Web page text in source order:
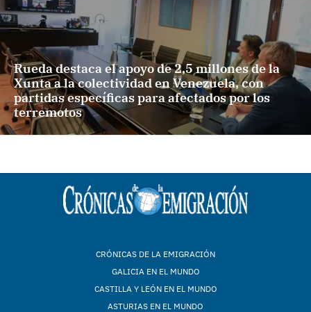
Rueda destaca el apoyo de 2,5 millones de la
Xunta a la colectividad en Venezuela, con
partidas específicas para afectados por los
terremotos
CRÓNICAS DE LA EMIGRACIÓN
GALICIA EN EL MUNDO
CASTILLA Y LEÓN EN EL MUNDO
ASTURIAS EN EL MUNDO